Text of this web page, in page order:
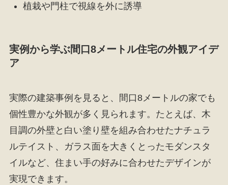
植栽や門柱で視線を外に誘導
実例から学ぶ間口8メートル住宅の外観アイデ
ア
実際の建築事例を見ると、間口8メートルの家でも
個性豊かな外観が多く見られます。たとえば、木
目調の外壁と白い塗り壁を組み合わせたナチュラ
ルテイスト、ガラス面を大きくとったモダンスタ
イルなど、住まい手の好みに合わせたデザインが
実現できます。